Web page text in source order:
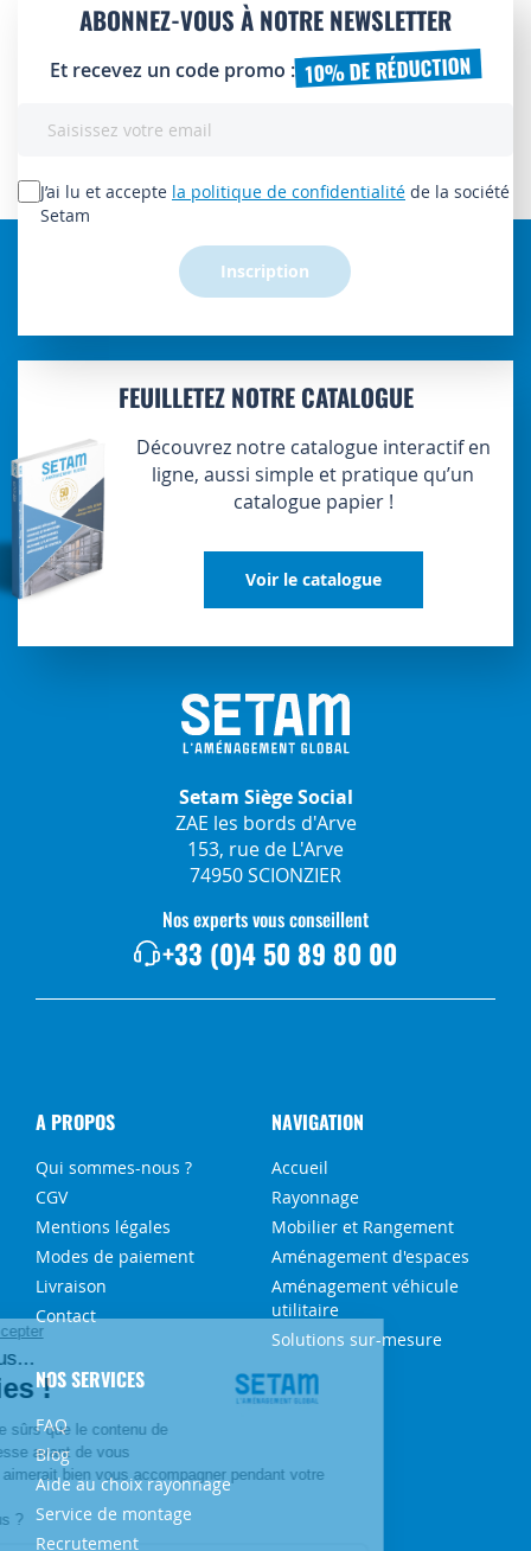
ABONNEZ-VOUS À NOTRE NEWSLETTER
Et recevez un code promo : 10% DE RÉDUCTION
lettre
d’information
J’ai lu et accepte la politique de confidentialité de la société
Setam
Inscription
FEUILLETEZ NOTRE CATALOGUE
Découvrez notre catalogue interactif en
ligne, aussi simple et pratique qu’un
catalogue papier !
Voir le catalogue
Setam Siège Social
ZAE les bords d'Arve
153, rue de L'Arve
74950 SCIONZIER
Nos experts vous conseillent
+33 (0)4 50 89 80 00
A PROPOS
Qui sommes-nous ?
CGV
Mentions légales
Modes de paiement
Livraison
Contact
NAVIGATION
Accueil
Rayonnage
Mobilier et Rangement
Aménagement d'espaces
Aménagement véhicule
utilitaire
Solutions sur-mesure
NOS SERVICES
FAQ
Blog
Aide au choix rayonnage
Service de montage
Recrutement